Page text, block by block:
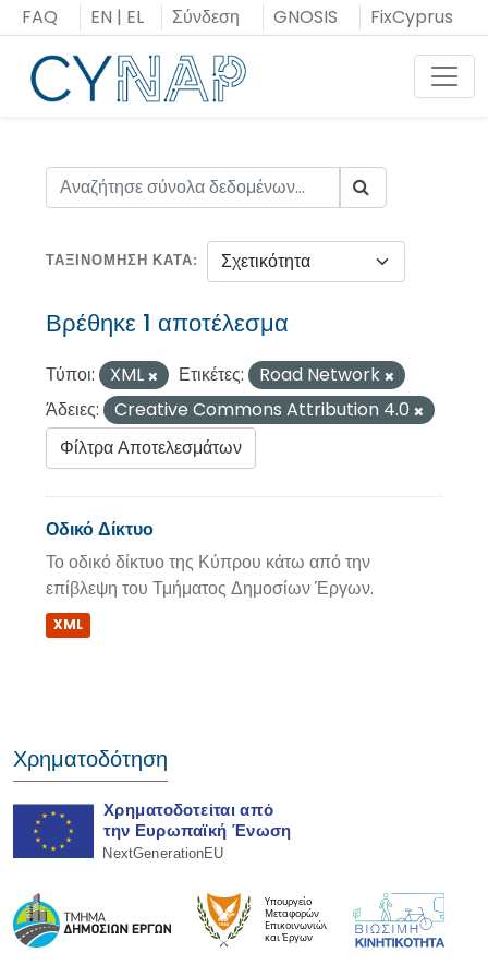
Μεταπήδηση
στο
περιεχόμενο
FAQ EN | EL Σύνδεση GNOSIS FixCyprus
ΤΑΞΙΝΌΜΗΣΗ ΚΑΤΆ
Βρέθηκε 1 αποτέλεσμα
Τύποι: XML Ετικέτες:
Road Network
Άδειες:
Creative Commons Attribution 4.0
Φίλτρα Αποτελεσμάτων
Οδικό Δίκτυο
Το οδικό δίκτυο της Κύπρου κάτω από την
επίβλεψη του Τμήματος Δημοσίων Έργων.
XML
Χρηματοδότηση